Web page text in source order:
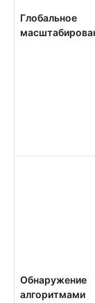
Глобальное
Обнаружение
алгоритмами